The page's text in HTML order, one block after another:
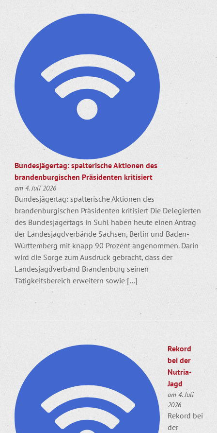
Bundesjägertag: spalterische Aktionen des
brandenburgischen Präsidenten kritisiert
am 4. Juli 2026
Bundesjägertag: spalterische Aktionen des
brandenburgischen Präsidenten kritisiert Die Delegierten
des Bundesjägertags in Suhl haben heute einen Antrag
der Landesjagdverbände Sachsen, Berlin und Baden-
Württemberg mit knapp 90 Prozent angenommen. Darin
wird die Sorge zum Ausdruck gebracht, dass der
Landesjagdverband Brandenburg seinen
Tätigkeitsbereich erweitern sowie […]
Rekord
bei der
Nutria-
Jagd
am 4. Juli
2026
Rekord bei
der